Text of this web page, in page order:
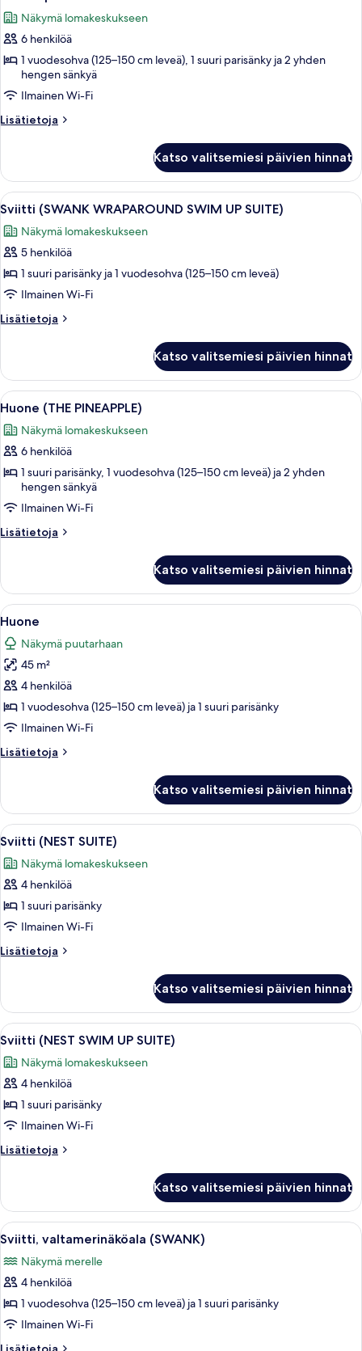
huonetyypin
Pool
Super
Villa
kuvat
Näkymä lomakeskukseen
6 henkilöä
1 vuodesohva (125–150 cm leveä), 1 suuri parisänky ja 2 yhden
hengen sänkyä
Ilmainen Wi-Fi
Lisätietoja
Lisätietoja
Villa
Katso valitsemiesi päivien hinnat
Avaa
kaikki
huonetyypin
Sviitti
(SWANK
WRAPAROUND
SWIM
UP
kuvat
Siististi pedattu sänky, jossa on
6
Sviitti (SWANK WRAPAROUND SWIM UP SUITE)
Näkymä lomakeskukseen
5 henkilöä
1 suuri parisänky ja 1 vuodesohva (125–150 cm leveä)
Ilmainen Wi-Fi
Lisätietoja
Lisätietoja
WRAPAROUND
SWIM
UP
Katso valitsemiesi päivien hinnat
Avaa
kaikki
huonetyypin
Huone
(THE
PINEAPPLE)
kuvat
Rakennus, jonka arkkitehtuurissa
6
Huone (THE PINEAPPLE)
Näkymä lomakeskukseen
6 henkilöä
1 suuri parisänky, 1 vuodesohva (125–150 cm leveä) ja 2 yhden
hengen sänkyä
Ilmainen Wi-Fi
Lisätietoja
Lisätietoja
PINEAPPLE)
Katso valitsemiesi päivien hinnat
Avaa
kaikki
huonetyypin
Huone
kuvat
Ylelliset vuodevaatteet, ilmaiset
4
Huone
Näkymä puutarhaan
45 m²
4 henkilöä
1 vuodesohva (125–150 cm leveä) ja 1 suuri parisänky
Ilmainen Wi-Fi
Lisätietoja
Lisätietoja
Katso valitsemiesi päivien hinnat
Avaa
kaikki
huonetyypin
Sviitti
(NEST
SUITE)
kuvat
Moderni hotellihuone, jossa on
4
Sviitti (NEST SUITE)
Näkymä lomakeskukseen
4 henkilöä
1 suuri parisänky
Ilmainen Wi-Fi
Lisätietoja
Lisätietoja
SUITE)
Katso valitsemiesi päivien hinnat
Avaa
kaikki
huonetyypin
Sviitti
(NEST
SWIM
UP
SUITE)
Hotellihuone, jossa on suuri sänky,
3
Sviitti (NEST SWIM UP SUITE)
Näkymä lomakeskukseen
4 henkilöä
1 suuri parisänky
Ilmainen Wi-Fi
Lisätietoja
Lisätietoja
SWIM
UP
SUITE)
Katso valitsemiesi päivien hinnat
Avaa
kaikki
huonetyypin
Sviitti,
valtamerinäköala
(SWANK)
kuvat
Siististi pedattu sänky, jossa on
6
Sviitti, valtamerinäköala (SWANK)
Näkymä merelle
4 henkilöä
1 vuodesohva (125–150 cm leveä) ja 1 suuri parisänky
Ilmainen Wi-Fi
Lisätietoja